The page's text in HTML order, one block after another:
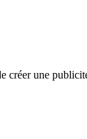
créer une